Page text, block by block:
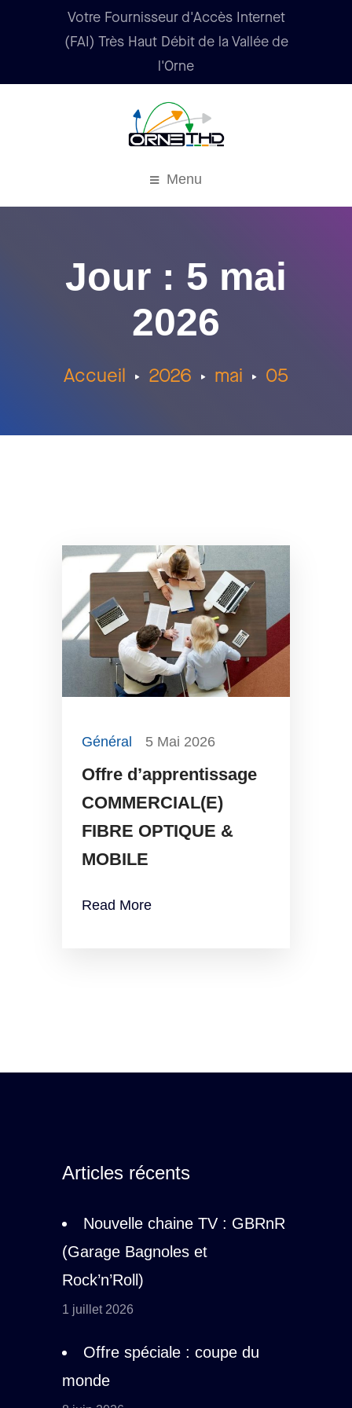
Votre Fournisseur d'Accès Internet
(FAI) Très Haut Débit de la Vallée de
l'Orne
Menu
Jour : 5 mai
2026
Accueil 2026 mai 05
Général 5 Mai 2026
Offre d’apprentissage
COMMERCIAL(E)
FIBRE OPTIQUE &
MOBILE
Read More
Articles récents
Nouvelle chaine TV : GBRnR
(Garage Bagnoles et
Rock’n’Roll)
1 juillet 2026
Offre spéciale : coupe du
monde